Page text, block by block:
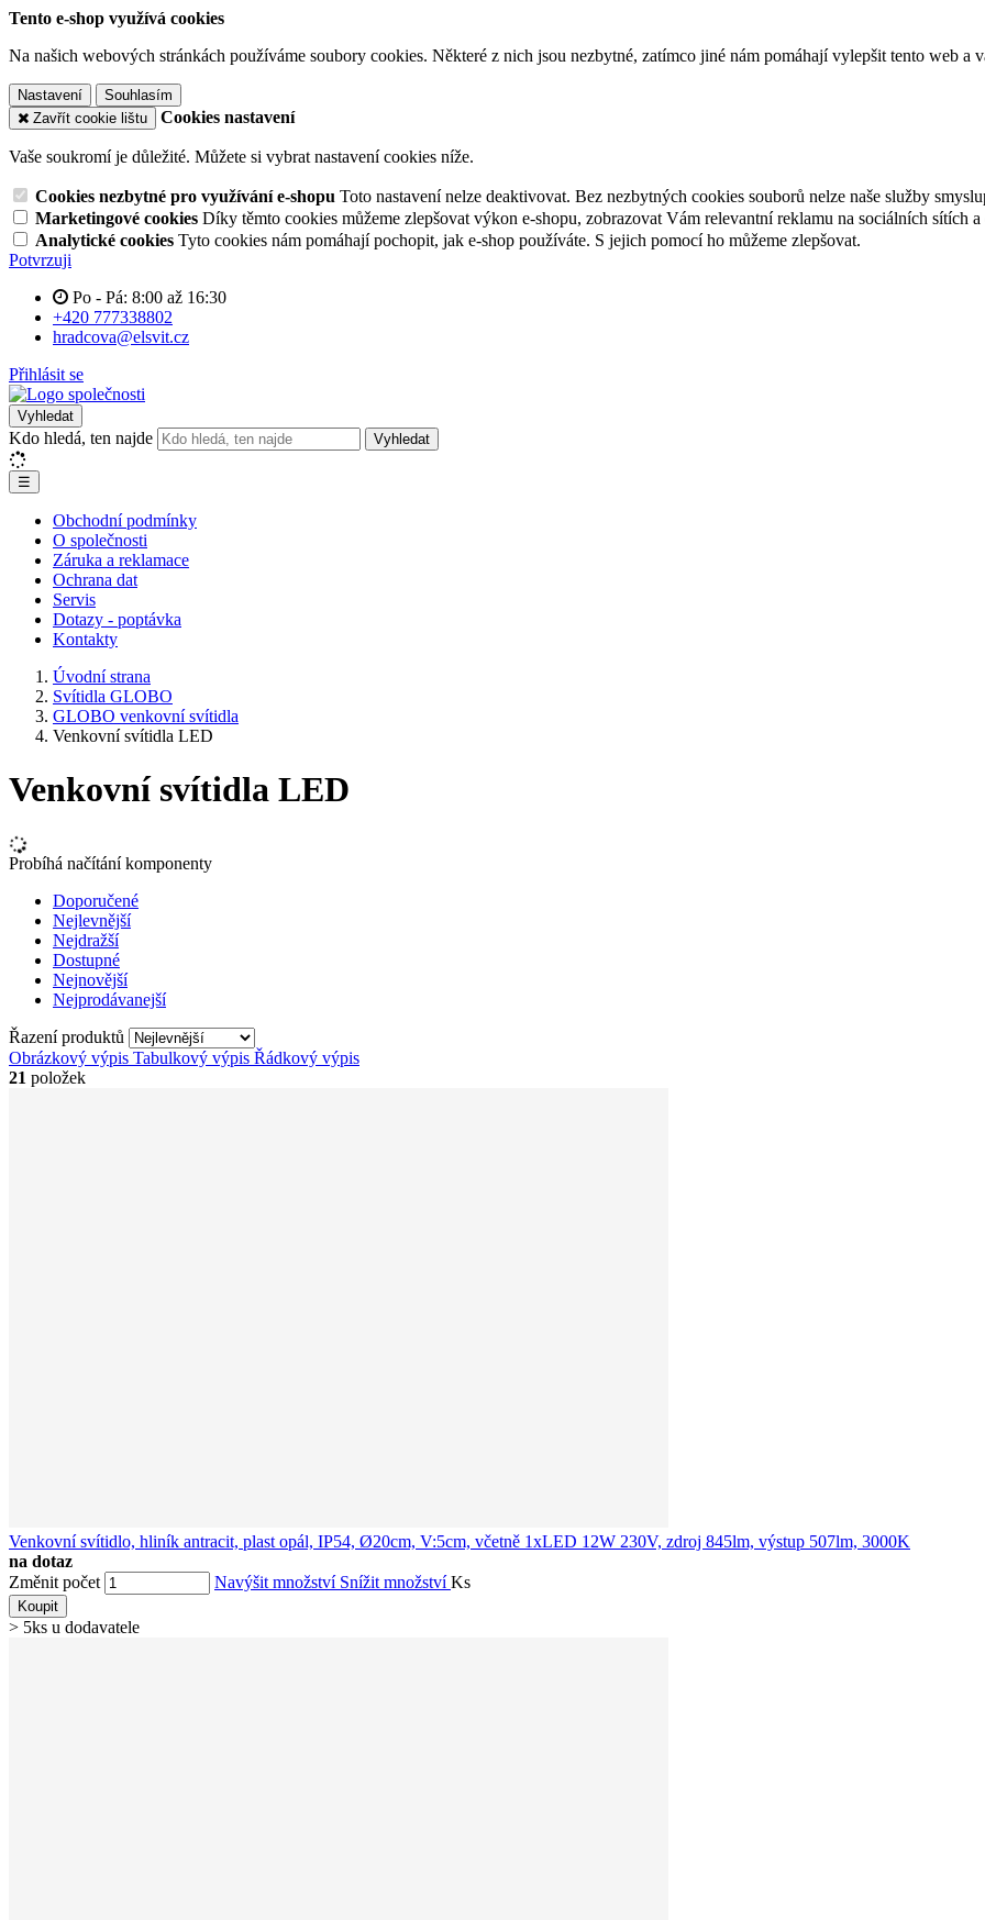
Tento e-shop využívá cookies
Na našich webových stránkách používáme soubory cookies. Některé z nich jsou nezbytné, zatímco jiné nám pomáhají vylepšit tento web a
Nastavení
Souhlasím
Zavřít cookie lištu
Cookies nastavení
Vaše soukromí je důležité. Můžete si vybrat nastavení cookies níže.
Cookies nezbytné pro využívání e-shopu Toto nastavení nelze deaktivovat. Bez nezbytných cookies souborů nelze naše služby
Marketingové cookies Díky těmto cookies můžeme zlepšovat výkon e-shopu, zobrazovat Vám relevantní reklamu na sociálních sítích
Analytické cookies Tyto cookies nám pomáhají pochopit, jak e-shop používáte. S jejich pomocí ho můžeme zlepšovat.
Potvrzuji
Po - Pá: 8:00 až 16:30
+420 777338802
hradcova@elsvit.cz
Přihlásit se
Vyhledat
Kdo hledá, ten najde Vyhledat
☰
Obchodní podmínky
O společnosti
Záruka a reklamace
Ochrana dat
Servis
Dotazy - poptávka
Kontakty
Úvodní strana
Svítidla GLOBO
GLOBO venkovní svítidla
Venkovní svítidla LED
Venkovní svítidla LED
Probíhá načítání komponenty
Doporučené
Nejlevnější
Nejdražší
Dostupné
Nejnovější
Nejprodávanejší
Řazení produktů
Obrázkový výpis Tabulkový výpis Řádkový výpis
21 položek
Venkovní svítidlo, hliník antracit, plast opál, IP54, Ø20cm, V:5cm, včetně 1xLED 12W 230V, zdroj 845lm, výstup 507lm, 3000K
na dotaz
Změnit počet
Navýšit množství Snížit množstvíKs
Koupit
> 5ks u dodavatele